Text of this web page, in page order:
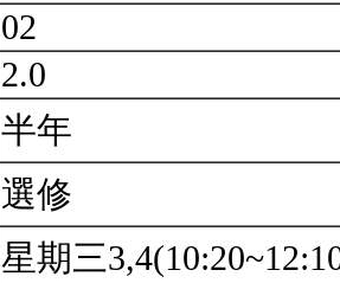
02
2.0
半年
選修
星期三